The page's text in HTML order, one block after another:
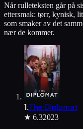
Når rulleteksten går på
ettersmak: tørr, kynisk,
som smaker av det
nær de kommer.
1.The Diplomat
★ 6.32023